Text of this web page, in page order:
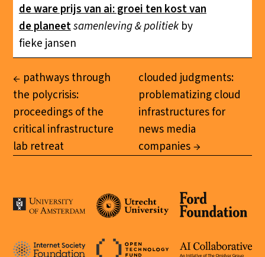
de ware prijs van ai: groei ten kost van
de planeetsamenleving & politiekby
fieke jansen
pathways through
the polycrisis:
proceedings of the
critical infrastructure
lab retreat
clouded judgments:
problematizing cloud
infrastructures for
news media
companies